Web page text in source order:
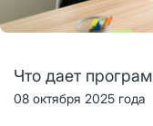
Что дает
08 октября 2025 года